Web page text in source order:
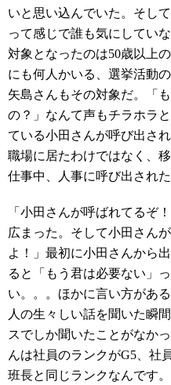
いと思い込んでいた。そし
って感じで誰も気にしてい
対象となったのは50歳以上
にも何人かいる、選挙活動
矢島さんもその対象だ。「
の？」なんて声もチラホラ
ている小田さんが呼び出さ
職場に居たわけではなく、
仕事中、人事に呼び出された
「小田さんが呼ばれてるぞ
広まった。そして小田さん
よ！」最初に小田さんから
ると「もう君は必要ない」
い。。。ほかに言い方があ
人の生々しい話を聞いた瞬
スでしか聞いたことがなか
んは社員のランクがG5、社
班長と同じランクなんです